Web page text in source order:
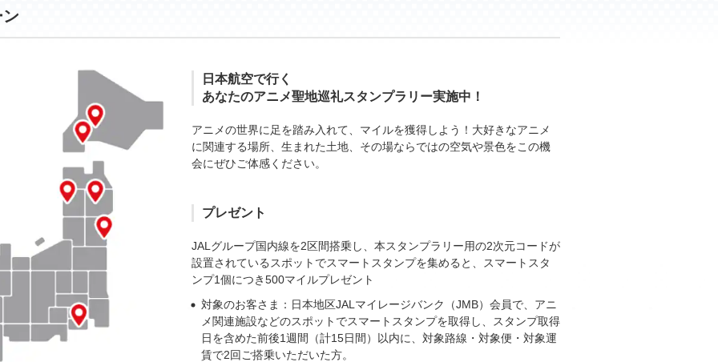
日本航空で行く
あなたのアニメ聖地巡礼スタンプラリー実施中！
アニメの世界に足を踏み入れて、マイルを獲得しよう！大好きなアニメ
に関連する場所、生まれた土地、その場ならではの空気や景色をこの機
会にぜひご体感ください。
プレゼント
JALグループ国内線を2区間搭乗し、本スタンプラリー用の2次元コードが
設置されているスポットでスマートスタンプを集めると、スマートスタ
ンプ1個につき500マイルプレゼント
対象のお客さま：日本地区JALマイレージバンク（JMB）会員で、アニ
メ関連施設などのスポットでスマートスタンプを取得し、スタンプ取得
日を含めた前後1週間（計15日間）以内に、対象路線・対象便・対象運
賃で2回ご搭乗いただいた方。